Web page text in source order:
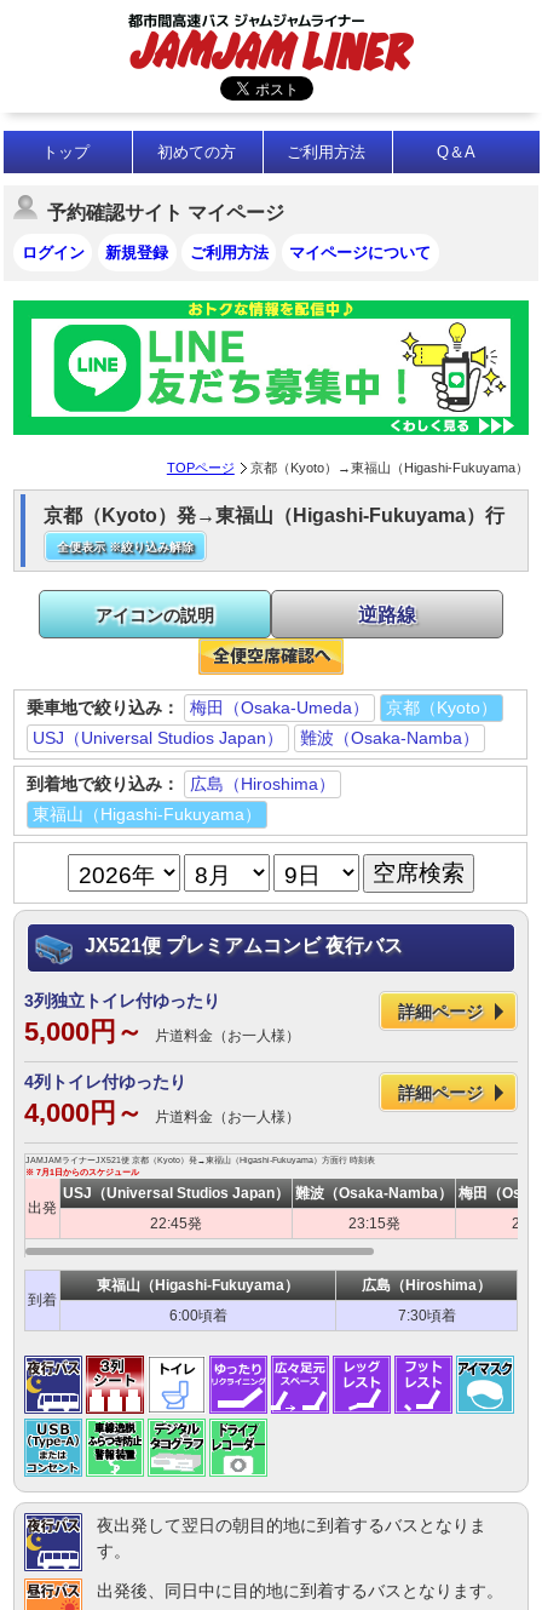
トップ 初めての方 ご利用方法 Q＆A
予約確認サイト マイページ
ログイン 新規登録 ご利用方法 マイページについて
TOPページ 京都（Kyoto）→東福山（Higashi-Fukuyama）
京都（Kyoto）発→東福山（Higashi-Fukuyama）行
全便表示 ※絞り込み解除
乗車地で絞り込み： 梅田（Osaka-Umeda）
京都（Kyoto）
USJ（Universal Studios Japan）
難波（Osaka-Namba）
到着地で絞り込み：
広島（Hiroshima）
東福山（Higashi-Fukuyama）
アイコンの説明 逆路線
JX521便 プレミアムコンビ 夜行バス
3列独立トイレ付ゆったり
5,000円～ 片道料金（お一人様）
詳細ページ
4列トイレ付ゆったり
4,000円～ 片道料金（お一人様）
詳細ページ
JAMJAMライナーJX521便 京都（Kyoto）発→東福山（Higashi-Fukuyama）方面行 時刻表
※ 7月1日からのスケジュール
出発
USJ（Universal Studios Japan） 難波（Osaka-Namba）
梅田（
22:45発
23:15発
到着
東福山（Higashi-Fukuyama）
広島（Hiroshima）
6:00頃着
7:30頃着
夜出発して翌日の朝目的地に到着するバスとなりま
す。
出発後、同日中に目的地に到着するバスとなります。